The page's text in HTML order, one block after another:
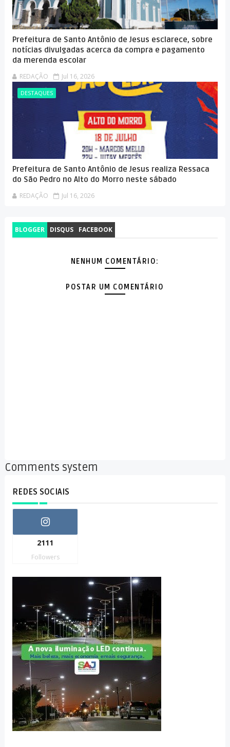
Prefeitura de Santo Antônio de Jesus esclarece, sobre
notícias divulgadas acerca da compra e pagamento
da merenda escolar
REDAÇÃO Jul 16, 2026
DESTAQUES
Prefeitura de Santo Antônio de Jesus realiza Ressaca
do São Pedro no Alto do Morro neste sábado
REDAÇÃO Jul 16, 2026
BLOGGER DISQUS FACEBOOK
NENHUM COMENTÁRIO:
POSTAR UM COMENTÁRIO
Comments system
REDES SOCIAIS
2111
Followers